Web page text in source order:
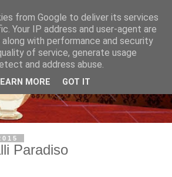
Paradiso
from Google to deliver its services
Your IP address and user-agent are
with performance and security
of service, generate usage
and address abuse.
MORE GOT IT